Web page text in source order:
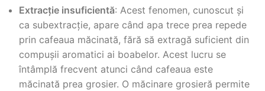
Extracție insuficientă: Acest fenomen, cunoscut și
ca subextracție, apare când apa trece prea repede
prin cafeaua măcinată, fără să extragă suficient din
compușii aromatici ai boabelor. Acest lucru se
întâmplă frecvent atunci când cafeaua este
măcinată prea grosier. O măcinare grosieră permite